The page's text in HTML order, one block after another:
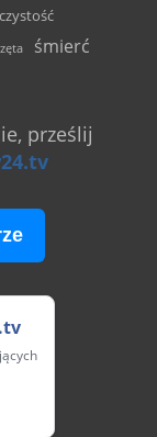
śmierć
prześlij